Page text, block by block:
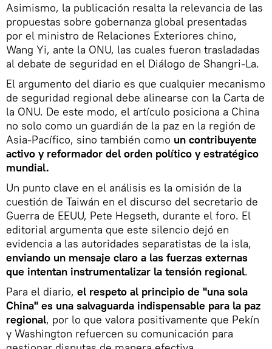
Asimismo, la publicación resalta la relevancia de las
propuestas sobre gobernanza global presentadas
por el ministro de Relaciones Exteriores chino,
Wang Yi, ante la ONU, las cuales fueron trasladadas
al debate de seguridad en el Diálogo de Shangri-La.
El argumento del diario es que cualquier mecanismo
de seguridad regional debe alinearse con la Carta de
la ONU. De este modo, el artículo posiciona a China
no solo como un guardián de la paz en la región de
Asia-Pacífico, sino también como un contribuyente
activo y reformador del orden político y estratégico
mundial.
Un punto clave en el análisis es la omisión de la
cuestión de Taiwán en el discurso del secretario de
Guerra de EEUU, Pete Hegseth, durante el foro. El
editorial argumenta que este silencio dejó en
evidencia a las autoridades separatistas de la isla,
enviando un mensaje claro a las fuerzas externas
que intentan instrumentalizar la tensión regional.
Para el diario, el respeto al principio de "una sola
China" es una salvaguarda indispensable para la paz
regional, por lo que valora positivamente que Pekín
y Washington refuercen su comunicación para